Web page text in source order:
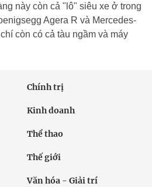
này còn cả "lô" siêu xe ở trong
Agera R và Mercedes-
còn có cả tàu ngầm và máy
Chính trị
Kinh doanh
Thể thao
Thế giới
Văn hóa - Giải trí